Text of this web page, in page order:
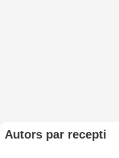
Autors par recepti